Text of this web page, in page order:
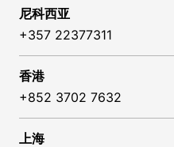
尼科西亚
+357 22377311
香港
+852 3702 7632
上海